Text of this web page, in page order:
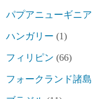
パプアニューギニア
ハンガリー (1)
フィリピン (66)
フォークランド諸島